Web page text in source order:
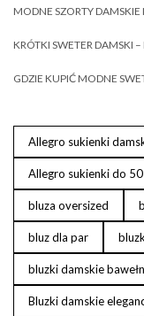
MODNE SZORTY DAMSKIE
KRÓTKI SWETER DAMSKI
GDZIE KUPIĆ MODNE
Allegro sukienki
Allegro sukienki do 50
bluza oversized
bluz dla par
bluzki damskie
Bluzki damskie